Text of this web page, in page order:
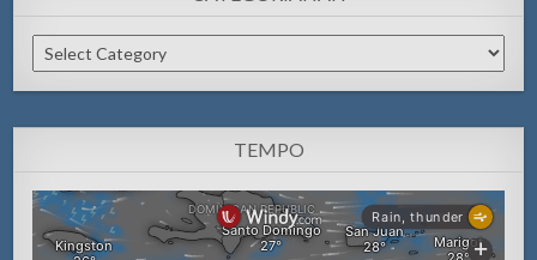
Categorianan
TEMPO